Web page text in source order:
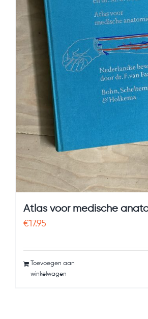
Atlas voor medische
€17.95
Toevoegen aan
winkelwagen